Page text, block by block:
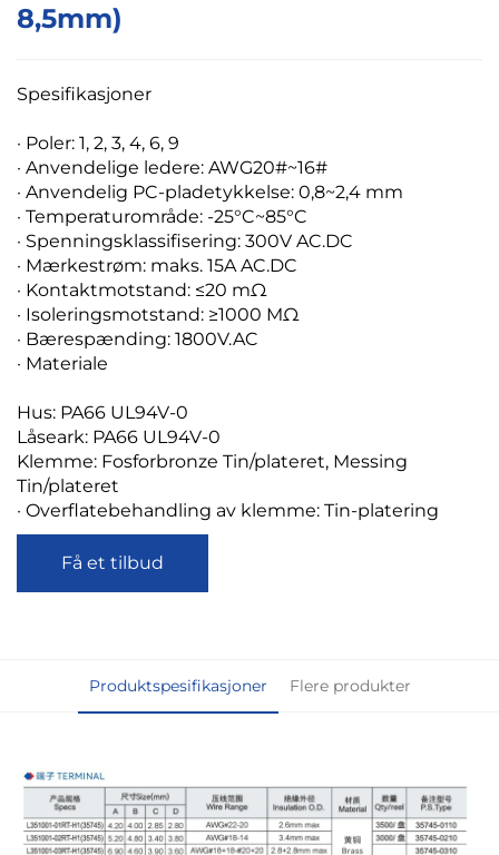
8,5mm)
Spesifikasjoner
· Poler: 1, 2, 3, 4, 6, 9
· Anvendelige ledere: AWG20#~16#
· Anvendelig PC-pladetykkelse: 0,8~2,4 mm
· Temperaturområde: -25°C~85°C
· Spenningsklassifisering: 300V AC.DC
· Mærkestrøm: maks. 15A AC.DC
· Kontaktmotstand: ≤20 mΩ
· Isoleringsmotstand: ≥1000 MΩ
· Bærespænding: 1800V.AC
· Materiale
Hus: PA66 UL94V-0
Låseark: PA66 UL94V-0
Klemme: Fosforbronze Tin/plateret, Messing
Tin/plateret
· Overflatebehandling av klemme: Tin-platering
Få et tilbud
Produktspesifikasjoner Flere produkter